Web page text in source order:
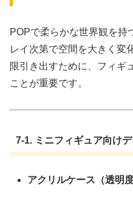
POPで柔らかな世界観を持
レイ次第で空間を大きく変
限引き出すために、フィギ
ことが重要です。
7-1. ミニフィギュア向け
アクリルケース（透明